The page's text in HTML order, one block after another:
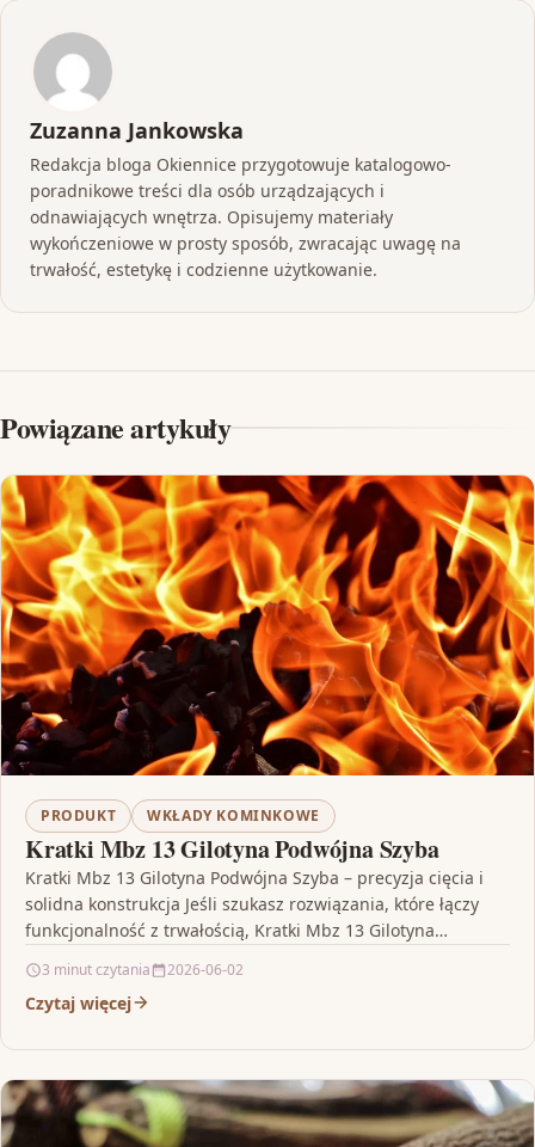
Zuzanna Jankowska
Redakcja bloga Okiennice przygotowuje katalogowo-
poradnikowe treści dla osób urządzających i
odnawiających wnętrza. Opisujemy materiały
wykończeniowe w prosty sposób, zwracając uwagę na
trwałość, estetykę i codzienne użytkowanie.
Powiązane artykuły
PRODUKT WKŁADY KOMINKOWE
Kratki Mbz 13 Gilotyna Podwójna Szyba
Kratki Mbz 13 Gilotyna Podwójna Szyba – precyzja cięcia i
solidna konstrukcja Jeśli szukasz rozwiązania, które łączy
funkcjonalność z trwałością, Kratki Mbz 13 Gilotyna…
3 minut czytania 2026-06-02
Czytaj więcej